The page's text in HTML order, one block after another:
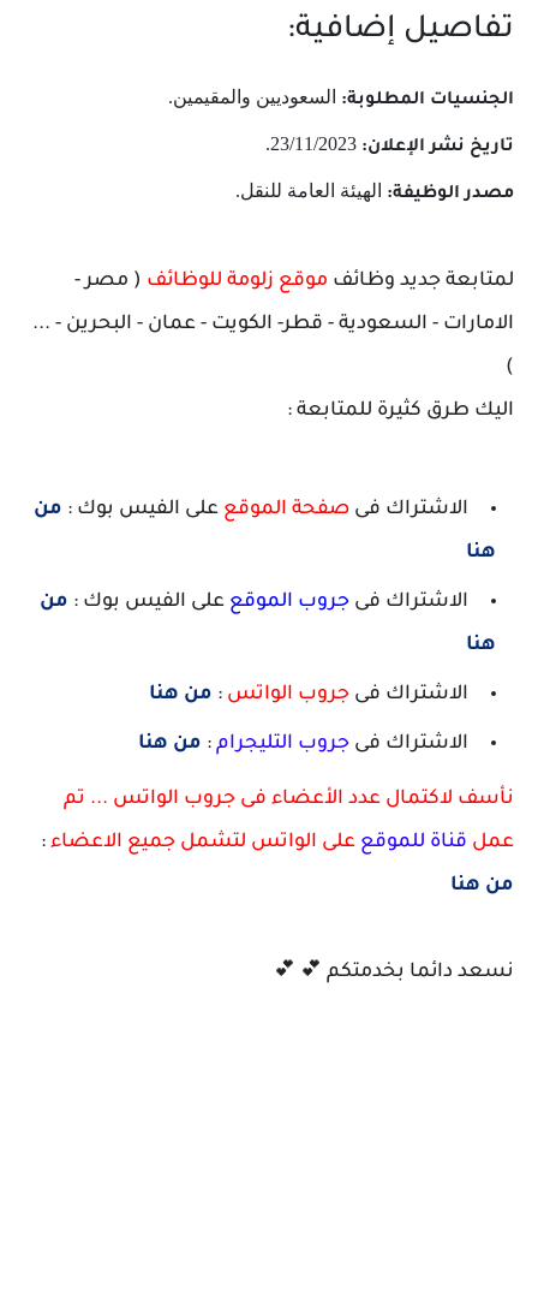
تفاصيل إضافية:
الجنسيات المطلوبة: السعوديين والمقيمين.
تاريخ نشر الإعلان:
مصدر الوظيفة: الهيئة العامة للنقل.
لمتابعة جديد وظائف موقع زلومة للوظائف ( مصر -
الامارات - السعودية - قطر- الكويت - عمان - البحرين - ...
)
اليك طرق كثيرة للمتابعة :
الاشتراك فى صفحة الموقع على الفيس بوك : من
هنا
الاشتراك فى جروب الموقع على الفيس بوك : من
هنا
الاشتراك فى جروب الواتس : من هنا
الاشتراك فى جروب التليجرام : من هنا
نأسف لاكتمال عدد الأعضاء فى جروب الواتس ... تم
عمل قناة للموقع على الواتس لتشمل جميع الاعضاء :
من هنا
نسعد دائما بخدمتكم 💕 💕